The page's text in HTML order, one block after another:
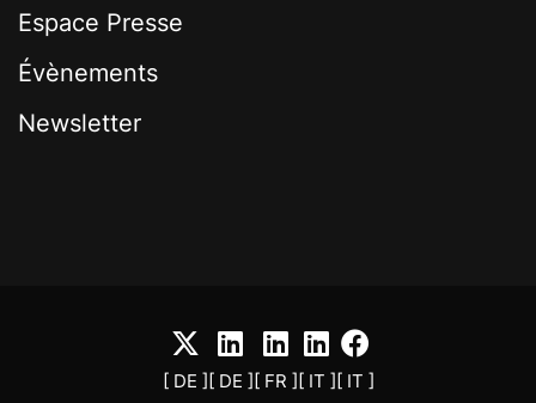
Espace Presse
Évènements
Newsletter
[ DE ][ DE ][ FR ][ IT ][ IT ]